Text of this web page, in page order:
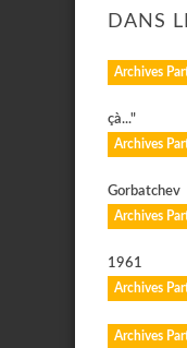
DANS
Archives
çà..."
Archives
Gorbatchev
Archives
1961
Archives
Archives